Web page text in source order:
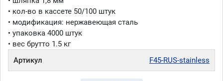
• кол-во в кассете 50/100 штук
• модификация: нержавеющая сталь
• упаковка 4000 штук
• вес брутто 1.5 кг
Артикул
F45-RUS-stainless